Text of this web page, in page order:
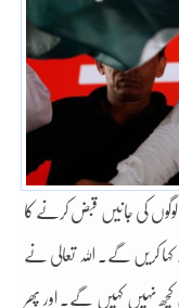
کی جانیں قبض کرنے کا
کہا کریں گے۔ اللہ تعالی نے
کچھ نہیں کہیں گے۔ اور پھر